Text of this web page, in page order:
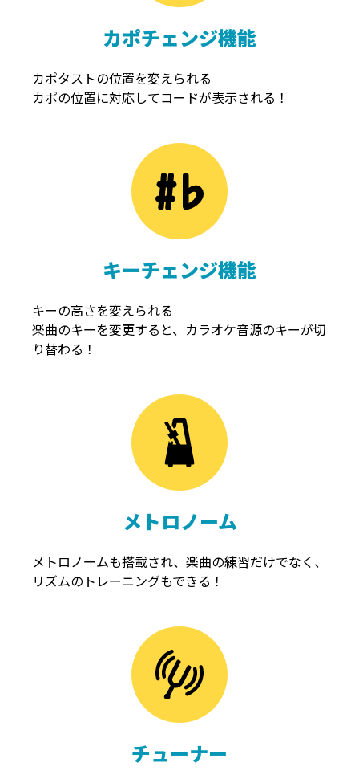
カポチェンジ機能
カポタストの位置を変えられる
カポの位置に対応してコードが表示される！
キーチェンジ機能
キーの高さを変えられる
楽曲のキーを変更すると、カラオケ音源のキーが切
り替わる！
メトロノーム
メトロノームも搭載され、楽曲の練習だけでなく、
リズムのトレーニングもできる！
チューナー